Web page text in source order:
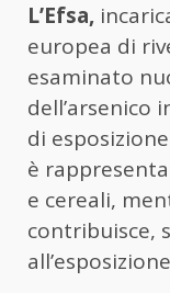
L’Efsa,
europea di
esaminato
dell’arsenico
di
è
e cereali,
contribuisce,